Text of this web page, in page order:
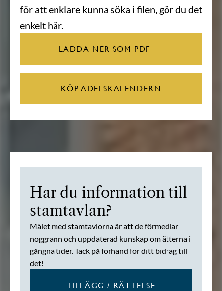
för att enklare kunna söka i filen, gör du det
enkelt här.
LADDA NER SOM PDF
KÖP ADELSKALENDERN
Har du information till
stamtavlan?
Målet med stamtavlorna är att de förmedlar
noggrann och uppdaterad kunskap om ätterna i
gångna tider. Tack på förhand för ditt bidrag till
det!
TILLÄGG / RÄTTELSE